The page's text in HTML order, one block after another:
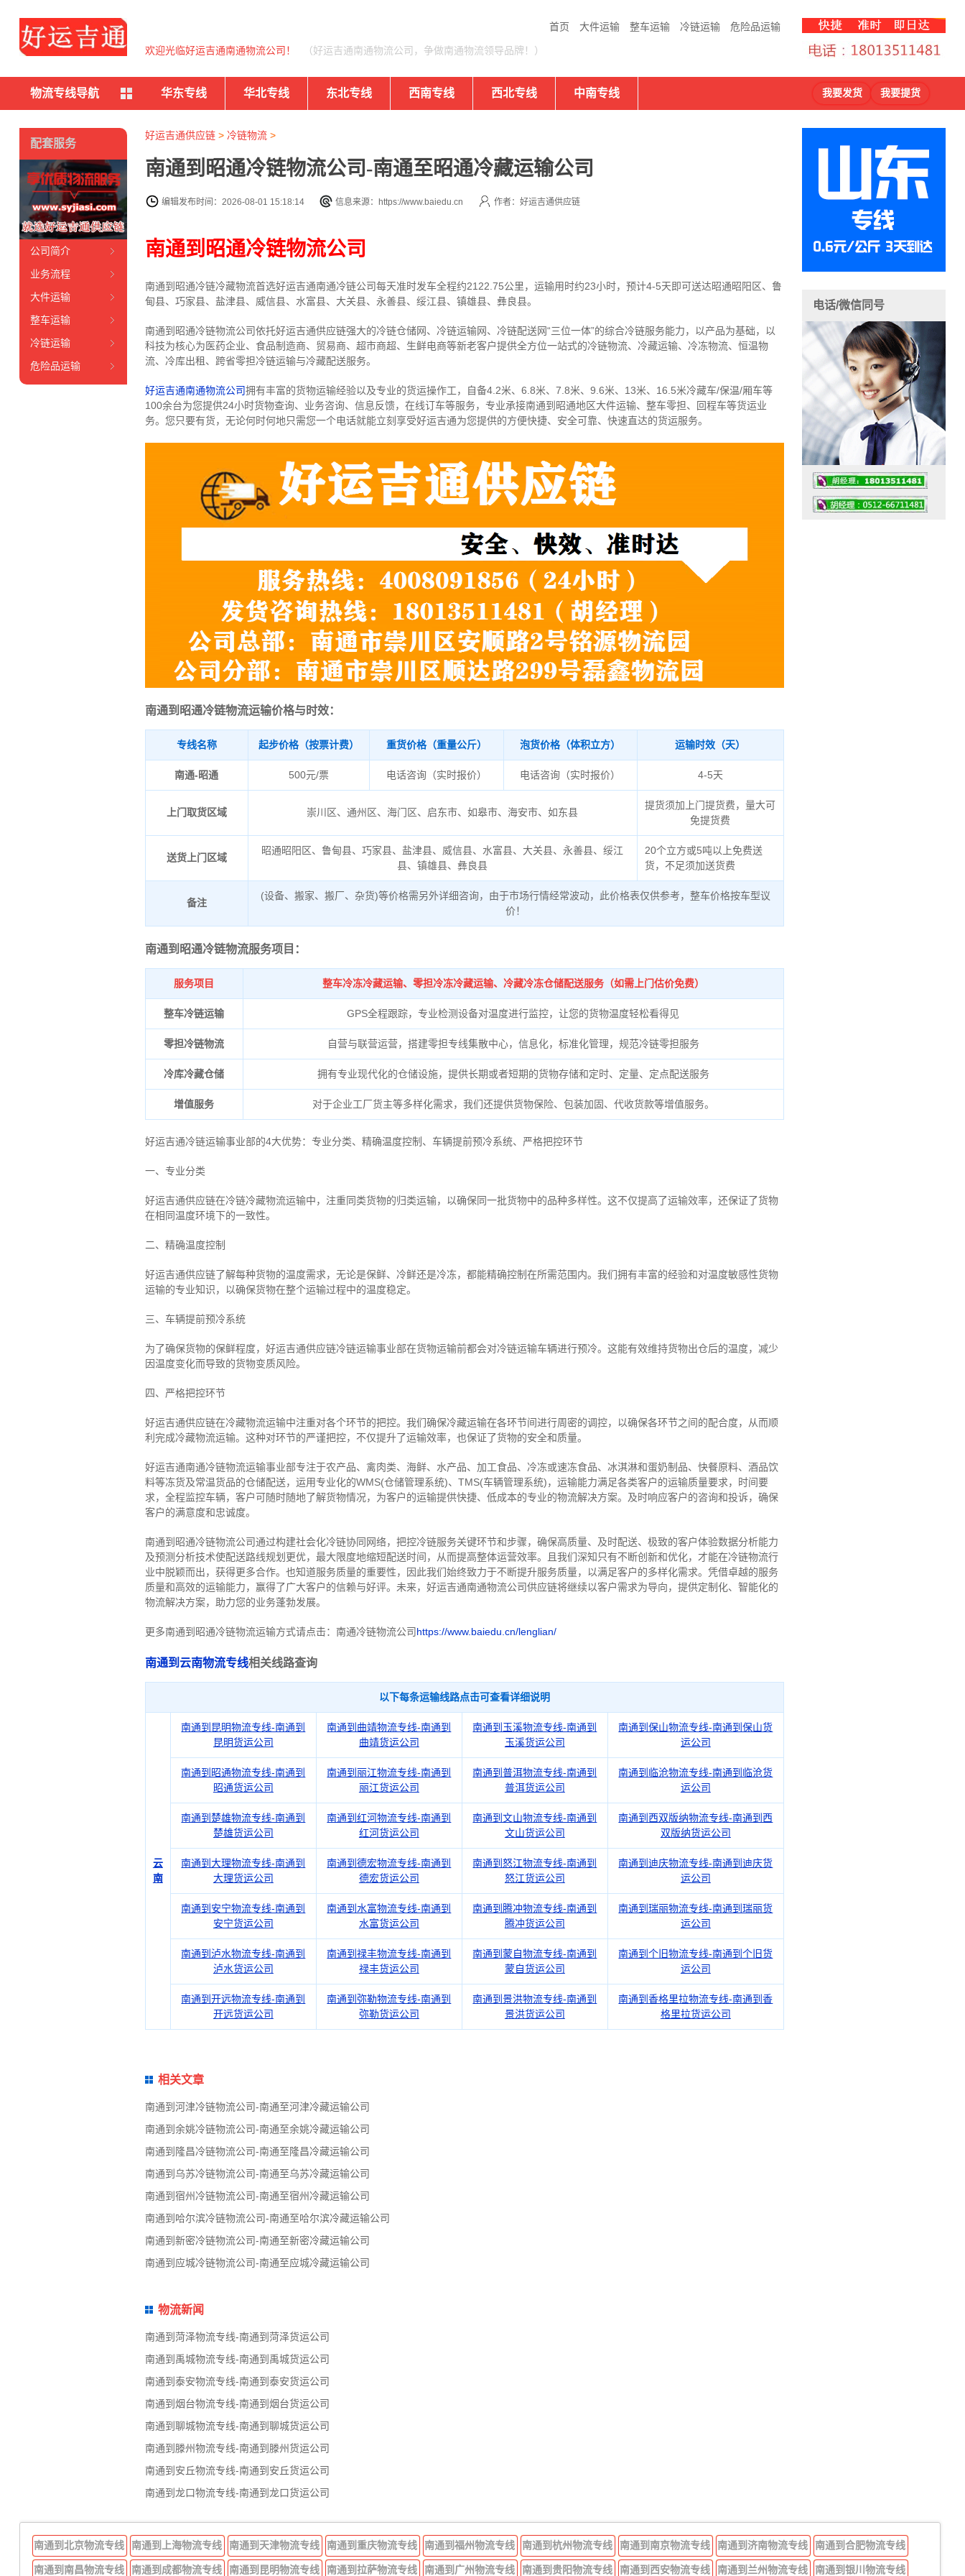
首页 大件运输 整车运输 冷链运输 危险品运输
欢迎光临好运吉通南通物流公司！ （好运吉通南通物流公司，争做南通物流领导品牌！）
物流专线导航 华东专线 华北专线 东北专线 西南专线 西北专线 中南专线 我要发货 我要提货
好运吉通供应链> 冷链物流>
南通到昭通冷链物流公司-南通至昭通冷藏运输公司
编辑发布时间：2026-08-01 15:18:14 信息来源：https://www.baiedu.cn 作者：好运吉通供应链
南通到昭通冷链物流公司
南通到昭通冷链冷藏物流首选好运吉通南通冷链公司每天准时发车全程约2122.75公里，运输用时约23小时，预计4-5天即可送达昭通昭阳区、鲁
甸县、巧家县、盐津县、威信县、水富县、大关县、永善县、绥江县、镇雄县、彝良县。
南通到昭通冷链物流公司依托好运吉通供应链强大的冷链仓储网、冷链运输网、冷链配送网“三位一体”的综合冷链服务能力，以产品为基础，以
科技为核心为医药企业、食品制造商、贸易商、超市商超、生鲜电商等新老客户提供全方位一站式的冷链物流、冷藏运输、冷冻物流、恒温物
流、冷库出租、跨省零担冷链运输与冷藏配送服务。
好运吉通南通物流公司拥有丰富的货物运输经验以及专业的货运操作工，自备4.2米、6.8米、7.8米、9.6米、13米、16.5米冷藏车/保温/厢车等
100余台为您提供24小时货物查询、业务咨询、信息反馈，在线订车等服务， 专业承接南通到昭通地区大件运输、整车零担、回程车等货运业
务。 您只要有货，无论何时何地只需您一个电话就能立刻享受好运吉通为您提供的方便快捷、安全可靠、快速直达的货运服务。
南通到昭通冷链物流运输价格与时效：
专线名称 起步价格（按票计费） 重货价格（重量公斤） 泡货价格（体积立方） 运输时效（天）
南通-昭通 500元/票 电话咨询（实时报价） 电话咨询（实时报价） 4-5天
上门取货区域 崇川区、通州区、海门区、启东市、如皋市、海安市、如东县
提货须加上门提货费，量大可
免提货费
送货上门区域
昭通昭阳区、鲁甸县、巧家县、盐津县、威信县、水富县、大关县、永善县、绥江
县、镇雄县、彝良县
20个立方或5吨以上免费送
货，不足须加送货费
备注
(设备、搬家、搬厂、杂货)等价格需另外详细咨询，由于市场行情经常波动，此价格表仅供参考，整车价格按车型议
价！
南通到昭通冷链物流服务项目：
服务项目 整车冷冻冷藏运输、零担冷冻冷藏运输、冷藏冷冻仓储配送服务（如需上门估价免费）
整车冷链运输 GPS全程跟踪，专业检测设备对温度进行监控，让您的货物温度轻松看得见
零担冷链物流 自营与联营运营，搭建零担专线集散中心，信息化，标准化管理，规范冷链零担服务
冷库冷藏仓储 拥有专业现代化的仓储设施，提供长期或者短期的货物存储和定时、定量、定点配送服务
增值服务 对于企业工厂货主等多样化需求，我们还提供货物保险、包装加固、代收货款等增值服务。
好运吉通冷链运输事业部的4大优势： 专业分类、 精确温度控制、 车辆提前预冷系统、 严格把控环节
一、专业分类
好运吉通供应链在冷链冷藏物流运输中，注重同类货物的归类运输，以确保同一批货物中的品种多样性。这不仅提高了运输效率，还保证了货物
在相同温度环境下的一致性。
二、 精确温度控制
好运吉通供应链了解每种货物的温度需求，无论是保鲜、冷鲜还是冷冻，都能精确控制在所需范围内。我们拥有丰富的经验和对温度敏感性货物
运输的专业知识，以确保货物在整个运输过程中的温度稳定。
三、车辆提前预冷系统
为了确保货物的保鲜程度，好运吉通供应链冷链运输事业部在货物运输前都会对冷链运输车辆进行预冷。这能有效维持货物出仓后的温度，减少
因温度变化而导致的货物变质风险。
四、严格把控环节
好运吉通供应链在冷藏物流运输中注重对各个环节的把控。我们确保冷藏运输在各环节间进行周密的调控，以确保各环节之间的配合度，从而顺
利完成冷藏物流运输。这种对环节的严谨把控，不仅提升了运输效率，也保证了货物的安全和质量。
好运吉通南通冷链物流运输事业部专注于农产品、禽肉类、海鲜、水产品、加工食品、冷冻或速冻食品、冰淇淋和蛋奶制品、快餐原料、酒品饮
料等冻货及常温货品的仓储配送，运用专业化的WMS(仓储管理系统)、TMS(车辆管理系统)，运输能力满足各类客户的运输质量要求，时间要
求，全程监控车辆，客户可随时随地了解货物情况，为客户的运输提供快捷、低成本的专业的物流解决方案。及时响应客户的咨询和投诉，确保
客户的满意度和忠诚度。
南通到昭通冷链物流公司通过构建社会化冷链协同网络，把控冷链服务关键环节和步骤，确保高质量、及时配送、极致的客户体验数据分析能力
及预测分析技术使配送路线规划更优，最大限度地缩短配送时间，从而提高整体运营效率。且 我们深知 只有不断创新和优化，才能在冷链物流行
业中脱颖而出，获得更多合作。也知道服务质量的重要性，因此我们始终致力于不断提升服务质量，以满足客户的多样化需求。 凭借卓越的服务
质量和高效的运输能力，赢得了广大客户的信赖与好评。 未来，好运吉通南通物流公司供应链将继续以客户需求为导向，提供定制化、智能化的
物流解决方案，助力您的业务蓬勃发展。
更多南通到昭通冷链物流运输方式请点击：南通冷链物流公司https://www.baiedu.cn/lenglian/
南通到云南物流专线相关线路查询
以下每条运输线路点击可查看详细说明
云
南
南通到昆明物流专线-南通到
昆明货运公司
南通到曲靖物流专线-南通到
曲靖货运公司
南通到玉溪物流专线-南通到
玉溪货运公司
南通到保山物流专线-南通到保山货
运公司
南通到昭通物流专线-南通到
昭通货运公司
南通到丽江物流专线-南通到
丽江货运公司
南通到普洱物流专线-南通到
普洱货运公司
南通到临沧物流专线-南通到临沧货
运公司
南通到楚雄物流专线-南通到
楚雄货运公司
南通到红河物流专线-南通到
红河货运公司
南通到文山物流专线-南通到
文山货运公司
南通到西双版纳物流专线-南通到西
双版纳货运公司
南通到大理物流专线-南通到
大理货运公司
南通到德宏物流专线-南通到
德宏货运公司
南通到怒江物流专线-南通到
怒江货运公司
南通到迪庆物流专线-南通到迪庆货
运公司
南通到安宁物流专线-南通到
安宁货运公司
南通到水富物流专线-南通到
水富货运公司
南通到腾冲物流专线-南通到
腾冲货运公司
南通到瑞丽物流专线-南通到瑞丽货
运公司
南通到泸水物流专线-南通到
泸水货运公司
南通到禄丰物流专线-南通到
禄丰货运公司
南通到蒙自物流专线-南通到
蒙自货运公司
南通到个旧物流专线-南通到个旧货
运公司
南通到开远物流专线-南通到
开远货运公司
南通到弥勒物流专线-南通到
弥勒货运公司
南通到景洪物流专线-南通到
景洪货运公司
南通到香格里拉物流专线-南通到香
格里拉货运公司
相关文章
南通到河津冷链物流公司-南通至河津冷藏运输公司
南通到余姚冷链物流公司-南通至余姚冷藏运输公司
南通到隆昌冷链物流公司-南通至隆昌冷藏运输公司
南通到乌苏冷链物流公司-南通至乌苏冷藏运输公司
南通到宿州冷链物流公司-南通至宿州冷藏运输公司
南通到哈尔滨冷链物流公司-南通至哈尔滨冷藏运输公司
南通到新密冷链物流公司-南通至新密冷藏运输公司
南通到应城冷链物流公司-南通至应城冷藏运输公司
物流新闻
南通到菏泽物流专线-南通到菏泽货运公司
南通到禹城物流专线-南通到禹城货运公司
南通到泰安物流专线-南通到泰安货运公司
南通到烟台物流专线-南通到烟台货运公司
南通到聊城物流专线-南通到聊城货运公司
南通到滕州物流专线-南通到滕州货运公司
南通到安丘物流专线-南通到安丘货运公司
南通到龙口物流专线-南通到龙口货运公司
配套服务
公司简介
业务流程
大件运输
整车运输
冷链运输
危险品运输
电话/微信同号
南通到北京物流专线 南通到上海物流专线 南通到天津物流专线 南通到重庆物流专线 南通到福州物流专线 南通到杭州物流专线 南通到南京物流专线 南通到济南物流专线 南通到合肥物流专线
南通到南昌物流专线 南通到成都物流专线 南通到昆明物流专线 南通到拉萨物流专线 南通到广州物流专线 南通到贵阳物流专线 南通到西安物流专线 南通到兰州物流专线 南通到银川物流专线